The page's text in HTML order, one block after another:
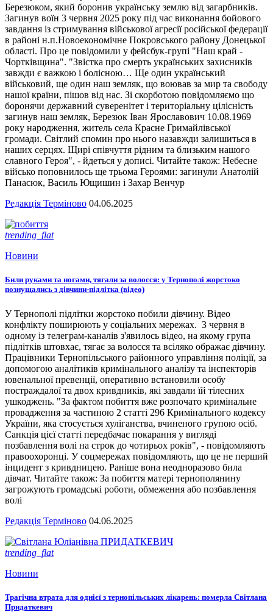
Березюком, який боронив українську землю від загарбників.
Загинув воїн 3 червня 2025 року під час виконання бойового
завдання із стримування військової агресії російської федерації
в районі н.п.Новоекономічне Покровського району Донецької
області. Про це повідомили у фейсбук-групі "Наш край -
Чортківщина". "Звістка про смерть українських захисників
завжди є важкою і болісною… Ще один український
військовий, ще один наш земляк, що воював за мир та свободу
нашої країни, пішов від нас. Зі скорботою повідомляємо що
боронячи державний суверенітет і територіальну цілісність
загинув наш земляк, Березюк Іван Ярославович 10.08.1969
року народження, житель села Красне Гримайлівської
громади. Світлий спомин про нього назавжди залишиться в
наших серцях. Щирі співчуття рідним та близьким нашого
славного Героя", - йдеться у дописі. Читайте також: Небесне
військо поповнилось ще трьома Героями: загинули Анатолій
Панасюк, Василь Ющишин і Захар Венчур
Редакція Терміново 04.06.2025
trending_flat
Новини
Били руками та ногами, тягали за волосся: у Тернополі жорстоко
познущались з дівчини-підлітка (відео)
У Тернополі підлітки жорстоко побили дівчину. Відео
конфлікту поширюють у соціальних мережах. 3 червня в
одному із телеграм-каналів з'явилось відео, на якому група
підлітків штовхає, тягає за волосся та всіляко ображає дівчину.
Працівники Тернопільського районного управління поліції, за
допомогою аналітиків кримінального аналізу та інспекторів
ювенальної превенції, оперативно встановили особу
постраждалої та двох кривдників, які завдали їй тілесних
ушкоджень. "За фактом побиття вже розпочато кримінальне
провадження за частиною 2 статті 296 Кримінального кодексу
України, яка стосується хуліганства, вчиненого групою осіб.
Санкція цієї статті передбачає покарання у вигляді
позбавлення волі на строк до чотирьох років", - повідомляють
правоохоронці. У соцмережах повідомляють, що це не перший
інцидент з кривдницею. Раніше вона неодноразово била
дівчат. Читайте також: За побиття матері тернополянину
загрожують громадські роботи, обмеження або позбавлення
волі
Редакція Терміново 04.06.2025
trending_flat
Новини
Трагічна втрата для однієї з тернопільських лікарень: померла Світлана
Придаткевич